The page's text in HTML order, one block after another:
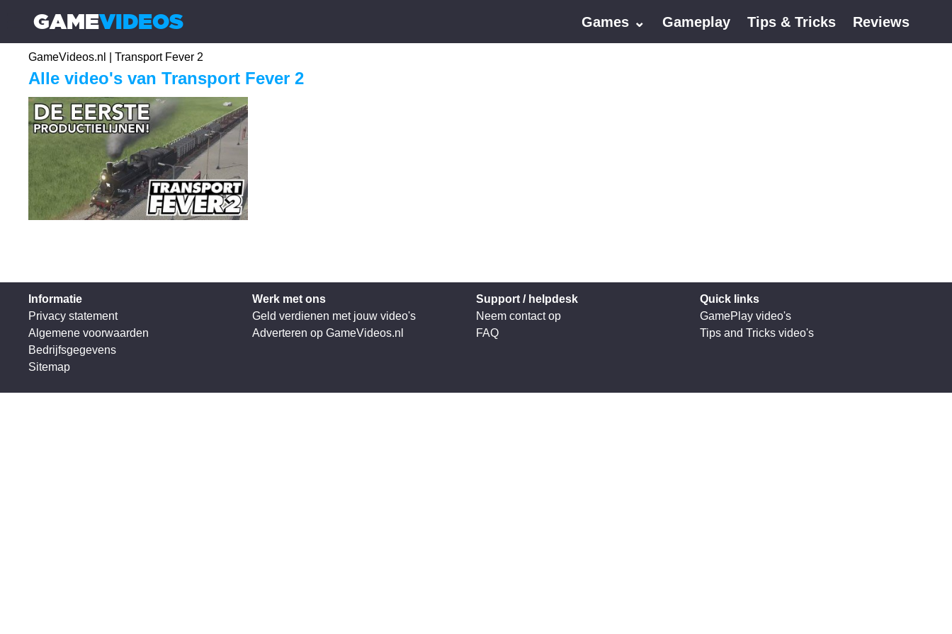
GAMEVIDEOS Games ⌄ Gameplay Tips & Tricks Reviews
GameVideos.nl Transport Fever 2
Alle video's van Transport Fever 2
Informatie
Privacy statement
Algemene voorwaarden
Bedrijfsgegevens
Sitemap
Werk met ons
Geld verdienen met jouw video's
Adverteren op GameVideos.nl
Support / helpdesk
Neem contact op
FAQ
Quick links
GamePlay video's
Tips and Tricks video's